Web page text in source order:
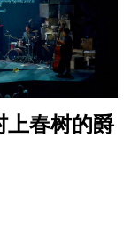
上春树的爵